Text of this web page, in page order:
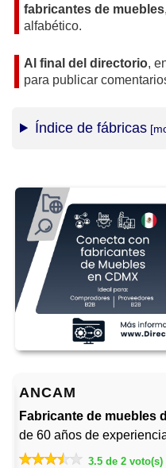
fabricantes de muebles
alfabético.
Al final del directorio,
para publicar
Índice de fábricas
ANCAM
Fabricante de muebles
de 60 años de
3.5 de 2 voto(s)